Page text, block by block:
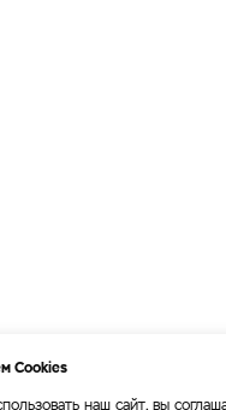
Cookies
наш сайт, вы